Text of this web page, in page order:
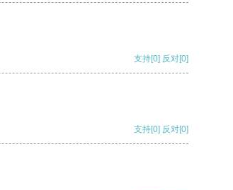
支持[0] 反对[0]
支持[0] 反对[0]